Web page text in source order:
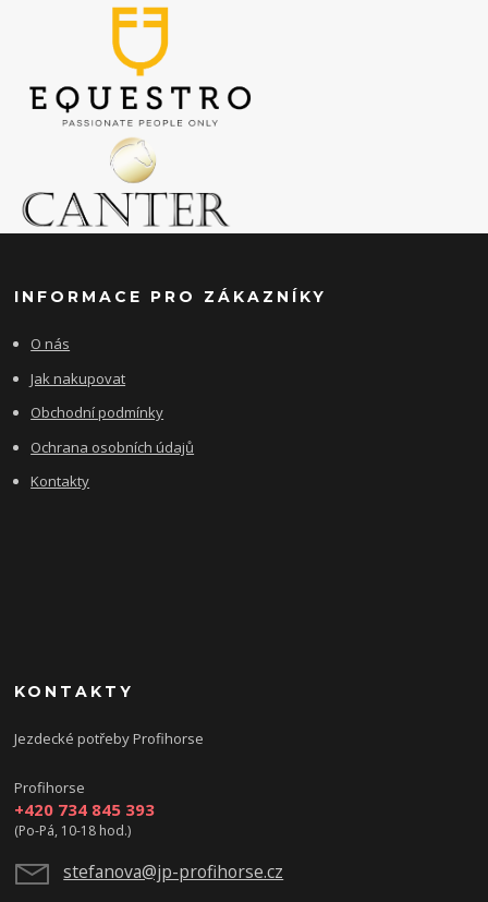
INFORMACE PRO ZÁKAZNÍKY
O nás
Jak nakupovat
Obchodní podmínky
Ochrana osobních údajů
Kontakty
KONTAKTY
Jezdecké potřeby Profihorse
Profihorse
+420 734 845 393
(Po-Pá, 10-18 hod.)
stefanova@jp-profihorse.cz